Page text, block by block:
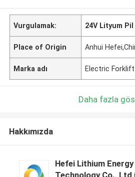
Vurgulamak: 24V Lityum Pil
Place of Origin Anhui
Marka adı Electric
Daha fazla
Hakkımızda
Hefei Lithium Energy